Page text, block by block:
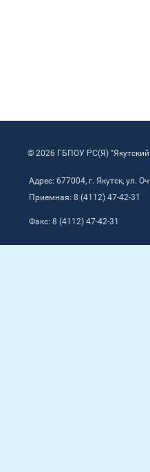
© 2026 ГБПОУ РС(Я)
Адрес: 677004, г. Якутск, ул.
Приемная: 8 (4112) 47-42-31
Факс: 8 (4112) 47-42-31